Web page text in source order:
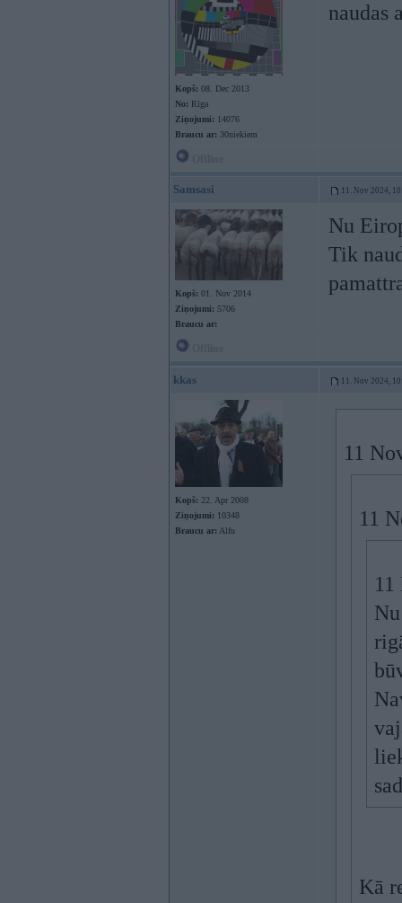
Kopš: 08. Dec 2013
No: Rīga
Ziņojumi: 14076
Braucu ar: 30niekiem
naudas
Samsasi 11. Nov 2024,
Kopš: 01. Nov 2014
Ziņojumi: 5706
Braucu ar:
Nu
Tik
kkas 11. Nov 2024,
Kopš: 22. Apr 2008
Ziņojumi: 10348
Braucu ar: Alfu
11
11
Kā